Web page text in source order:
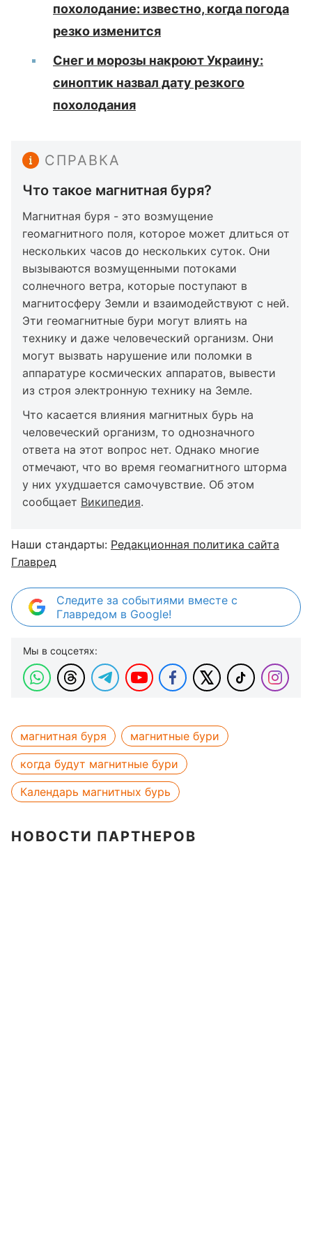
похолодание: известно, когда погода
резко изменится
Снег и морозы накроют Украину:
синоптик назвал дату резкого
похолодания
СПРАВКА
Что такое магнитная буря?
Магнитная буря - это возмущение
геомагнитного поля, которое может длиться от
нескольких часов до нескольких суток. Они
вызываются возмущенными потоками
солнечного ветра, которые поступают в
магнитосферу Земли и взаимодействуют с ней.
Эти геомагнитные бури могут влиять на
технику и даже человеческий организм. Они
могут вызвать нарушение или поломки в
аппаратуре космических аппаратов, вывести
из строя электронную технику на Земле.
Что касается влияния магнитных бурь на
человеческий организм, то однозначного
ответа на этот вопрос нет. Однако многие
отмечают, что во время геомагнитного шторма
у них ухудшается самочувствие. Об этом
сообщает Википедия.
Наши стандарты: Редакционная политика сайта
Главред
Следите за событиями вместе с
Главредом в Google!
Мы в соцсетях:
магнитная буря
магнитные бури
когда будут магнитные бури
Календарь магнитных бурь
НОВОСТИ ПАРТНЕРОВ